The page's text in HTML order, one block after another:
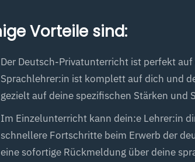
Vorteile sind:
Der Deutsch-Privatunterricht ist perfekt
Sprachlehrer:in ist komplett auf dich und
gezielt auf deine spezifischen Stärken und
Im Einzelunterricht kann dein:e Lehrer:in
schnellere Fortschritte beim Erwerb der
eine sofortige Rückmeldung über deine